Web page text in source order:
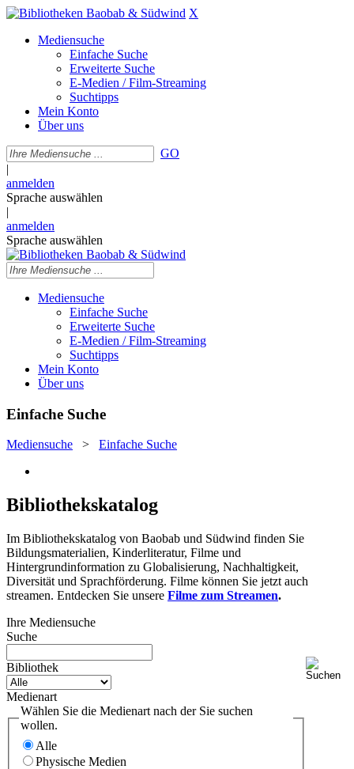
X
Mediensuche
Einfache Suche
Erweiterte Suche
E-Medien / Film-Streaming
Suchtipps
Mein Konto
Über uns
GO
|
anmelden
Sprache auswählen
|
anmelden
Sprache auswählen
Mediensuche
Einfache Suche
Erweiterte Suche
E-Medien / Film-Streaming
Suchtipps
Mein Konto
Über uns
Einfache Suche
Mediensuche > Einfache Suche
Bibliothekskatalog
Im Bibliothekskatalog von Baobab und Südwind finden Sie
Bildungsmaterialien, Kinderliteratur, Filme und
Hintergrundinformation zu Globalisierung, Nachhaltigkeit,
Diversität und Sprachförderung. Filme können Sie jetzt auch
streamen. Entdecken Sie unsere Filme zum Streamen.
Ihre Mediensuche
Suche
Bibliothek
Medienart
Wählen Sie die Medienart nach der Sie suchen
wollen.
Alle
Physische Medien